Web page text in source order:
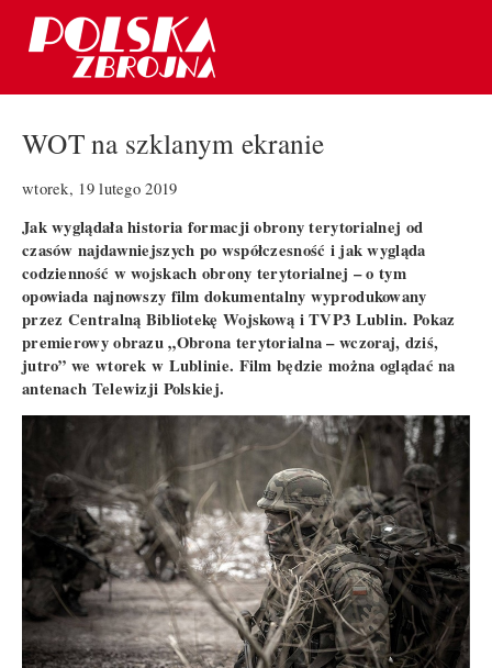
WOT na szklanym ekranie
wtorek, 19 lutego 2019
Jak wyglądała historia formacji obrony terytorialnej od
czasów najdawniejszych po współczesność i jak wygląda
codzienność w wojskach obrony terytorialnej – o tym
opowiada najnowszy film dokumentalny wyprodukowany
przez Centralną Bibliotekę Wojskową i TVP3 Lublin. Pokaz
premierowy obrazu „Obrona terytorialna – wczoraj, dziś,
jutro” we wtorek w Lublinie. Film będzie można oglądać na
antenach Telewizji Polskiej.